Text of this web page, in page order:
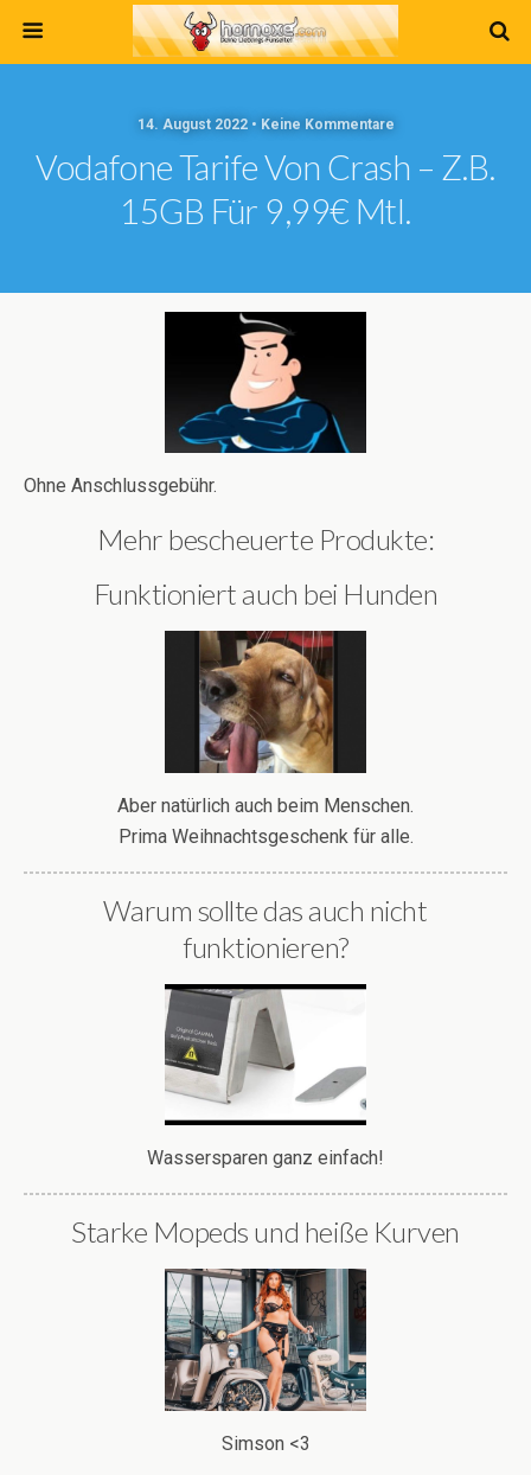
14. August 2022 • Keine Kommentare
Vodafone Tarife Von Crash – Z.B.
15GB Für 9,99€ Mtl.
Ohne Anschlussgebühr.
Mehr bescheuerte Produkte:
Funktioniert auch bei Hunden
Aber natürlich auch beim Menschen.
Prima Weihnachtsgeschenk für alle.
Warum sollte das auch nicht
funktionieren?
Wassersparen ganz einfach!
Starke Mopeds und heiße Kurven
Simson <3